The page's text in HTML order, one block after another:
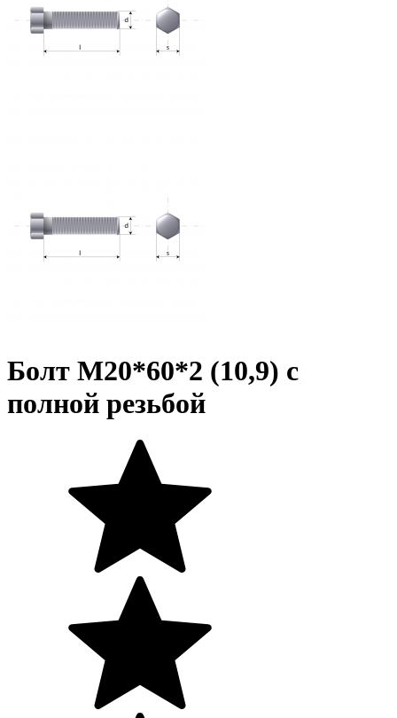
Болт М20*60*2 (10,9) с
полной резьбой